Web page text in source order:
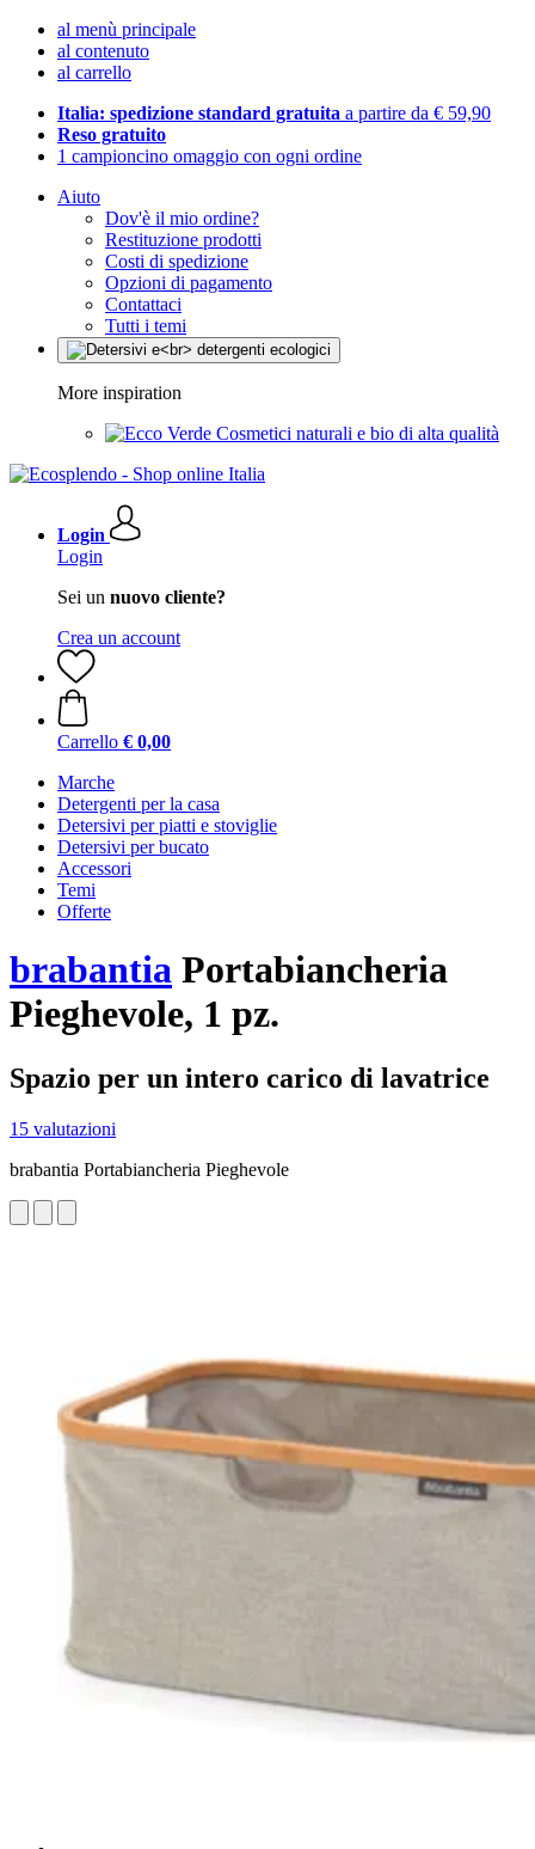
al menù principale
al contenuto
al carrello
Italia: spedizione standard gratuita a partire da € 59,90
Reso gratuito
1 campioncino omaggio con ogni ordine
Aiuto
Dov'è il mio ordine?
Restituzione prodotti
Costi di spedizione
Opzioni di pagamento
Contattaci
Tutti i temi
More inspiration
Cosmetici naturali e bio di alta qualità
Login
Login
Sei un nuovo cliente?
Crea un account
Carrello € 0,00
Marche
Detergenti per la casa
Detersivi per piatti e stoviglie
Detersivi per bucato
Accessori
Temi
Offerte
brabantia Portabiancheria
Pieghevole, 1 pz.
Spazio per un intero carico di lavatrice
15 valutazioni
brabantia Portabiancheria Pieghevole